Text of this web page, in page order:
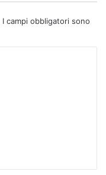
I campi obbligatori sono